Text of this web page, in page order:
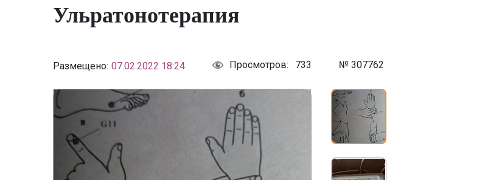
Ульратонотерапия
Размещено: 07.02.2022 18:24 Просмотров: 733 № 307762